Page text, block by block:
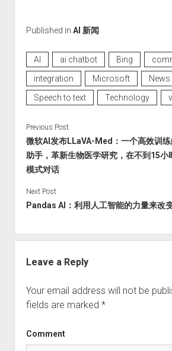
Published in AI 新闻
AI ai chatbot Bing
integration
Microsoft
News
Speech to text
Technology
Previous Post
微软AI发布LLaVA-Med：一个高效训
助手，革新生物医学研究，在不到15小
模式对话
Next Post
Pandas AI：利用人工智能的力量来改
Leave a Reply
Your email address will not be
fields are marked *
Comment